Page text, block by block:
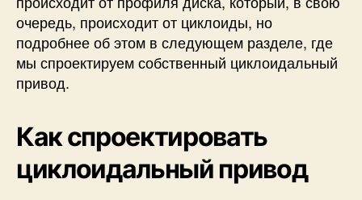
очередь, происходит от циклоиды, но
подробнее об этом в следующем разделе, где
мы спроектируем собственный циклоидальный
привод.
Как спроектировать
циклоидальный привод